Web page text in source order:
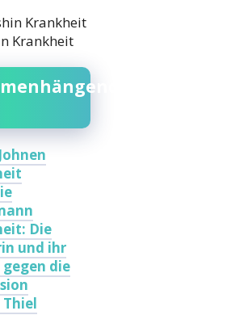
Krankheit
Die
und ihr
die
Thiel